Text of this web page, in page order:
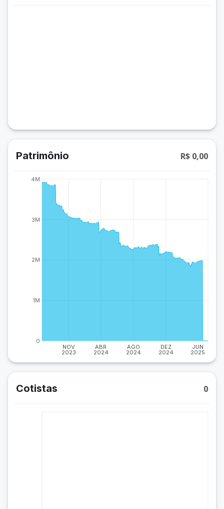
Patrimônio R$ 0,00
NOV
2023
ABR
2024
AGO
2024
DEZ
2024
JUN
2025
0
1M
2M
3M
4M
Cotistas 0